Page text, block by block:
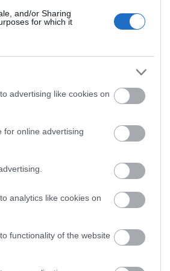
and/or Sharing
for which it
advertising like cookies on
for online advertising
analytics like cookies on
functionality of the website
szőlőnemesítő,
felvonultató